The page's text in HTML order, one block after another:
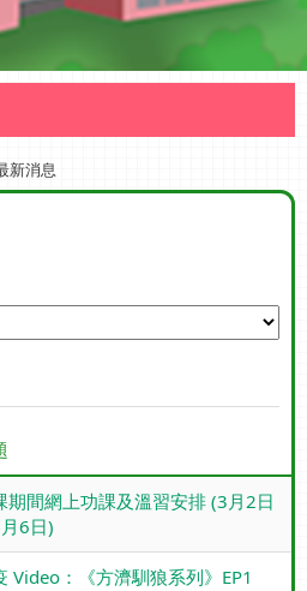
新消息
期間網上功課及溫習安排 (3月2日
6日)
Video：《方濟馴狼系列》EP1